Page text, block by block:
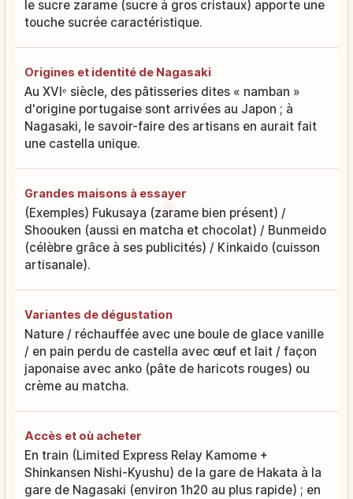
le sucre zarame (sucre à gros cristaux) apporte une
touche sucrée caractéristique.
Origines et identité de Nagasaki
Au XVIᵉ siècle, des pâtisseries dites « namban »
d'origine portugaise sont arrivées au Japon ; à
Nagasaki, le savoir-faire des artisans en aurait fait
une castella unique.
Grandes maisons à essayer
(Exemples) Fukusaya (zarame bien présent) /
Shoouken (aussi en matcha et chocolat) / Bunmeido
(célèbre grâce à ses publicités) / Kinkaido (cuisson
artisanale).
Variantes de dégustation
Nature / réchauffée avec une boule de glace vanille
/ en pain perdu de castella avec œuf et lait / façon
japonaise avec anko (pâte de haricots rouges) ou
crème au matcha.
Accès et où acheter
En train (Limited Express Relay Kamome +
Shinkansen Nishi-Kyushu) de la gare de Hakata à la
gare de Nagasaki (environ 1h20 au plus rapide) ; en